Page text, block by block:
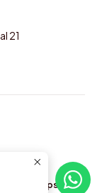
21
por Jumpseller.